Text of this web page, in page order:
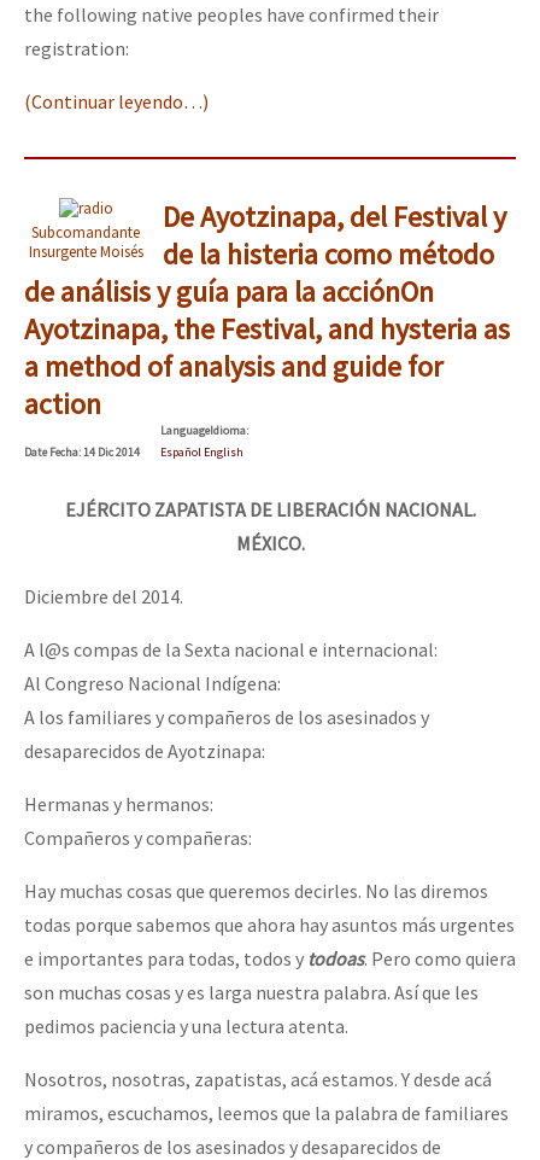
the following native peoples have confirmed their
registration:
(Continuar leyendo…)
Subcomandante
Insurgente Moisés
De Ayotzinapa, del Festival y
de la histeria como método
de análisis y guía para la acciónOn
Ayotzinapa, the Festival, and hysteria as
a method of analysis and guide for
action
DateFecha: 14 Dic 2014
LanguageIdioma:
Español English
EJÉRCITO ZAPATISTA DE LIBERACIÓN NACIONAL.
MÉXICO.
Diciembre del 2014.
A l@s compas de la Sexta nacional e internacional:
Al Congreso Nacional Indígena:
A los familiares y compañeros de los asesinados y
desaparecidos de Ayotzinapa:
Hermanas y hermanos:
Compañeros y compañeras:
Hay muchas cosas que queremos decirles. No las diremos
todas porque sabemos que ahora hay asuntos más urgentes
e importantes para todas, todos y todoas. Pero como quiera
son muchas cosas y es larga nuestra palabra. Así que les
pedimos paciencia y una lectura atenta.
Nosotros, nosotras, zapatistas, acá estamos. Y desde acá
miramos, escuchamos, leemos que la palabra de familiares
y compañeros de los asesinados y desaparecidos de